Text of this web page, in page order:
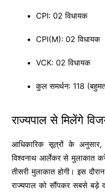
CPI: 02 विधायक
CPI(M): 02 विधायक
VCK: 02 विधायक
कुल समर्थन: 118
राज्यपाल से मिलेंगे
आधिकारिक सूत्रों के अनुसार,
विश्वनाथ आर्लेकर से मुलाकात
तीसरी मुलाकात होगी। इस
राज्यपाल को सौंपकर सबसे बड़े